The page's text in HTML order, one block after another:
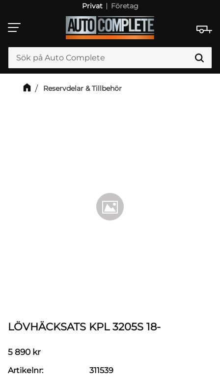
Meny
Privat Företag
Reservdelar & Tillbehör
LÖVHÄCKSATS KPL 3205S 18-
5 890 kr
Artikelnr 311539